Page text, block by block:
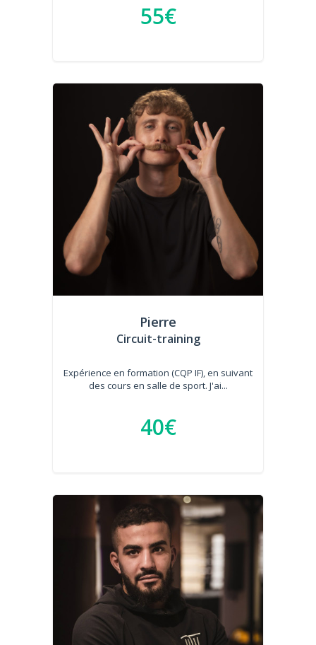
55€
Pierre
Circuit-training
Expérience en formation (CQP IF), en suivant
des cours en salle de sport. J'ai...
40€